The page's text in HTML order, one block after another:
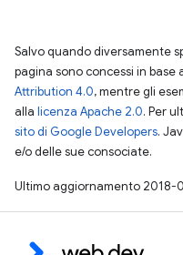
Salvo quando diversamente
pagina sono concessi in base
Attribution 4.0, mentre gli
alla licenza Apache 2.0. Per
sito di Google Developers.
e/o delle sue consociate.
Ultimo aggiornamento 2018-